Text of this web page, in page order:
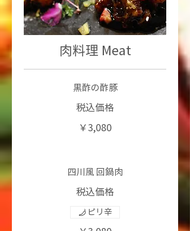
肉料理 Meat
黒酢の酢豚
税込価格
￥3,080
四川風 回鍋肉
税込価格
ピリ辛